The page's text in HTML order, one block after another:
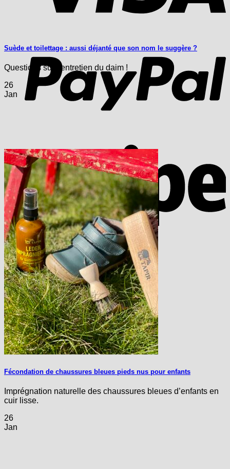
Suède et toilettage : aussi déjanté que son nom le suggère ?
Questions sur l’entretien du daim !
26
Jan
Fécondation de chaussures bleues pieds nus pour enfants
Imprégnation naturelle des chaussures bleues d’enfants en
cuir lisse.
26
Jan